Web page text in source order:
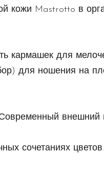
кожи Mastrotto в
кармашек для
для ношения на
внешний
сочетаниях цветов.